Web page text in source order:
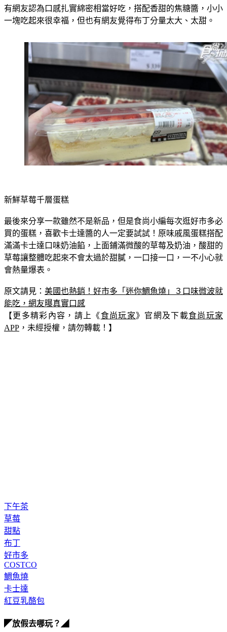
有網友認為口感扎實綿密相當好吃，搭配香甜的焦糖醬，小小
一塊吃起來很幸福，但也有網友覺得布丁分量太大、太甜。
新鮮草莓千層蛋糕
最後來分享一款雖然不是新品，但是食尚小編每次逛好市多必
買的蛋糕，喜歡卡士達醬的人一定要試試！原味戚風蛋糕搭配
滿滿卡士達口味奶油餡，上面鋪滿微酸的草莓及奶油，酸甜的
草莓讓整體吃起來不會太過於甜膩，一口接一口，一不小心就
會熱量爆表。
原文請見： 美國也熱銷！好市多「迷你鯛魚燒」３口味微波就
能吃，網友曝真實口感
【更多精彩內容，請上《 食尚玩家》官網及下載食尚玩家
APP ，未經授權，請勿轉載！】
下午茶
草莓
甜點
布丁
好市多
COSTCO
鯛魚燒
卡士達
紅豆乳酪包
◤放假去哪玩？◢